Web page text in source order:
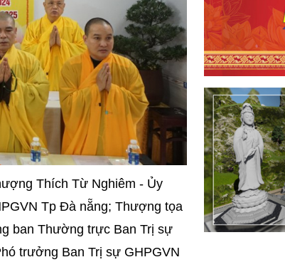
Thích Từ Nghiêm - Ủy
Tp Đà nẵng; Thượng tọa
ban Thường trực Ban Trị sự
trưởng Ban Trị sự GHPGVN